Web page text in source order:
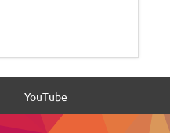
Verschnaufpause
wieder steigen.
heißen Tage gut
FC Trogen legt
YouTube